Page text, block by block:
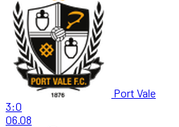
Port Vale
3:0
06.08